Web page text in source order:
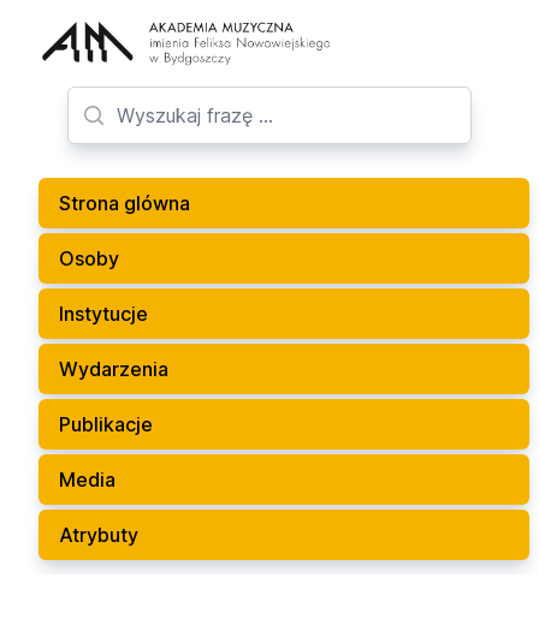
Strona glówna
Osoby
Instytucje
Wydarzenia
Publikacje
Media
Atrybuty